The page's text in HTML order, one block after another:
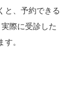
と、予約できる
際に受診した
。